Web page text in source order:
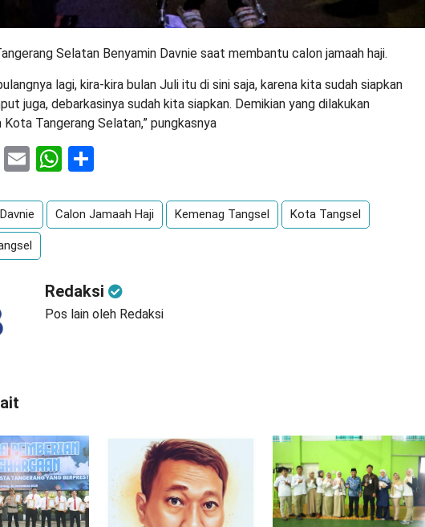
Selatan Benyamin Davnie saat membantu calon jamaah haji.
lagi, kira-kira bulan Juli itu di sini saja, karena kita sudah siapkan
juga, debarkasinya sudah kita siapkan. Demikian yang dilakukan
Kota Tangerang Selatan,” pungkasnya
Twitter
EmailWhatsApp
Calon Jamaah Haji Kemenag Tangsel Kota Tangsel
Redaksi
Pos lain oleh Redaksi